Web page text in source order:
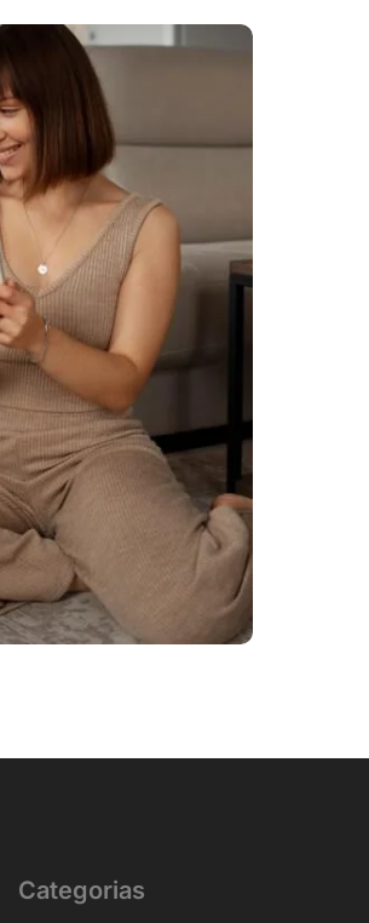
Categorias